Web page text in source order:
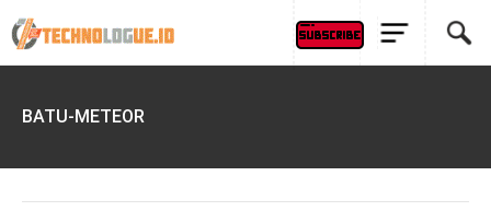
BATU-METEOR